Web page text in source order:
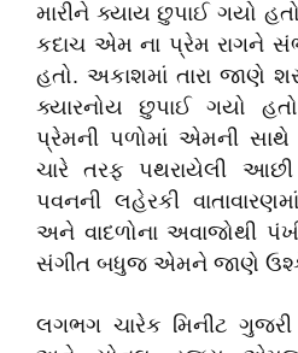
મારીને ક્યાય છુપાઈ ગયો
કદાચ એમ ના પ્રેમ રાગને
હતો. અકાશમાં તારા જાણે
ક્યારનોય છુપાઈ ગયો
પ્રેમની પળોમાં એમની
ચારે તરફ પથરાયેલી આછી
પવનની લહેરકી
અને વાદળોના અવાજોથી
સંગીત બધુજ એમને જાણે
લગભગ ચારેક મિનીટ